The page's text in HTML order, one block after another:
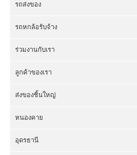
รถส่งของ
รถหกล้อรับจ้าง
ร่วมงานกับเรา
ลูกค้าของเรา
ส่งของชิ้นใหญ่
หนองคาย
อุดรธานี